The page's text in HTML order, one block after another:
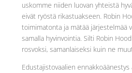
uskomme niiden luovan yhteistä
eivät ryöstä rikastuakseen. Robin
toimimatonta ja mätää järjestelmää
samalla hyvinvointia. Silti Robin
rosvoksi, samanlaiseksi kuin ne
Edustajistovaalien ennakkoäänestys